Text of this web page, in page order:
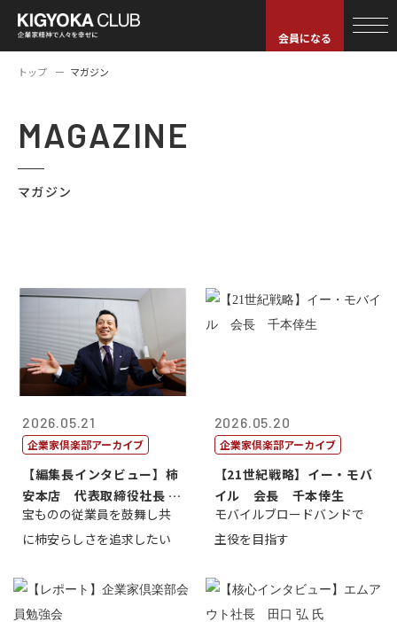
会員になる
トップ マガジン
MAGAZINE
マガジン
2026.05.21
企業家倶楽部アーカイブ
【編集長インタビュー】柿
安本店 代表取締役社長 赤
塚保正
宝ものの従業員を鼓舞し共
に柿安らしさを追求したい
2026.05.20
企業家倶楽部アーカイブ
【21世紀戦略】イー・モバ
イル 会長 千本倖生
モバイルブロードバンドで
主役を目指す